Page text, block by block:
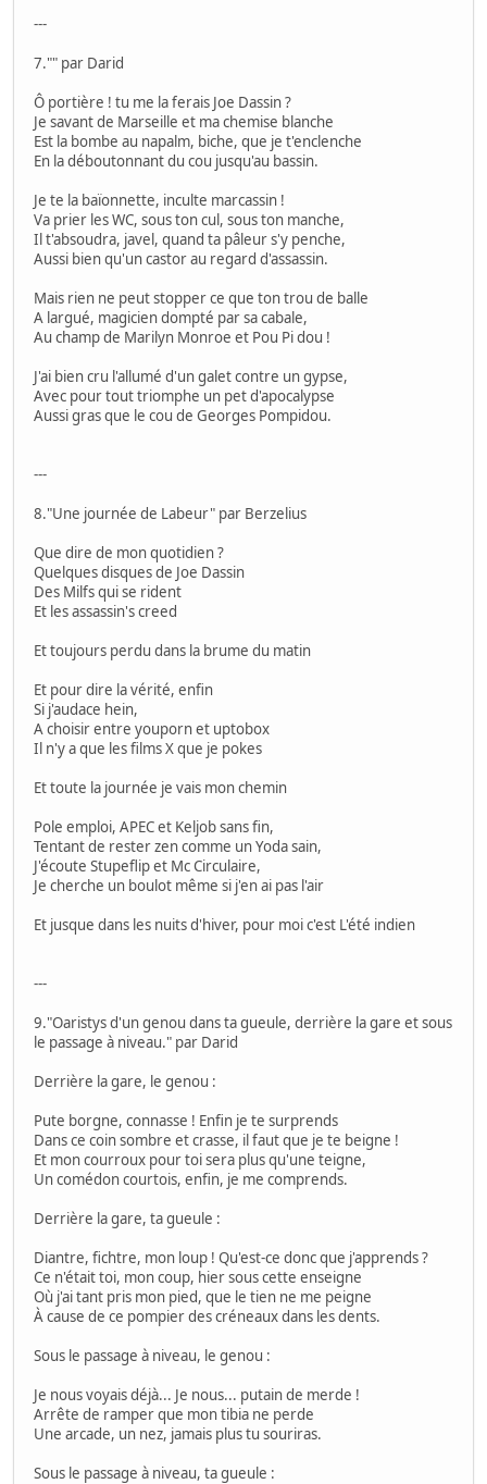
---
7."" par Darid
Ô portière ! tu me la ferais Joe Dassin ?
Je savant de Marseille et ma chemise blanche
Est la bombe au napalm, biche, que je t'enclenche
En la déboutonnant du cou jusqu'au bassin.
Je te la baïonnette, inculte marcassin !
Va prier les WC, sous ton cul, sous ton manche,
Il t'absoudra, javel, quand ta pâleur s'y penche,
Aussi bien qu'un castor au regard d'assassin.
Mais rien ne peut stopper ce que ton trou de balle
A largué, magicien dompté par sa cabale,
Au champ de Marilyn Monroe et Pou Pi dou !
J'ai bien cru l'allumé d'un galet contre un gypse,
Avec pour tout triomphe un pet d'apocalypse
Aussi gras que le cou de Georges Pompidou.
---
8."Une journée de Labeur" par Berzelius
Que dire de mon quotidien ?
Quelques disques de Joe Dassin
Des Milfs qui se rident
Et les assassin's creed
Et toujours perdu dans la brume du matin
Et pour dire la vérité, enfin
Si j'audace hein,
A choisir entre youporn et uptobox
Il n'y a que les films X que je pokes
Et toute la journée je vais mon chemin
Pole emploi, APEC et Keljob sans fin,
Tentant de rester zen comme un Yoda sain,
J'écoute Stupeflip et Mc Circulaire,
Je cherche un boulot même si j'en ai pas l'air
Et jusque dans les nuits d'hiver, pour moi c'est L'été indien
---
9."Oaristys d'un genou dans ta gueule, derrière la gare et sous
le passage à niveau." par Darid
Derrière la gare, le genou :
Pute borgne, connasse ! Enfin je te surprends
Dans ce coin sombre et crasse, il faut que je te beigne !
Et mon courroux pour toi sera plus qu'une teigne,
Un comédon courtois, enfin, je me comprends.
Derrière la gare, ta gueule :
Diantre, fichtre, mon loup ! Qu'est-ce donc que j'apprends ?
Ce n'était toi, mon coup, hier sous cette enseigne
Où j'ai tant pris mon pied, que le tien ne me peigne
À cause de ce pompier des créneaux dans les dents.
Sous le passage à niveau, le genou :
Je nous voyais déjà... Je nous... putain de merde !
Arrête de ramper que mon tibia ne perde
Une arcade, un nez, jamais plus tu souriras.
Sous le passage à niveau, ta gueule :